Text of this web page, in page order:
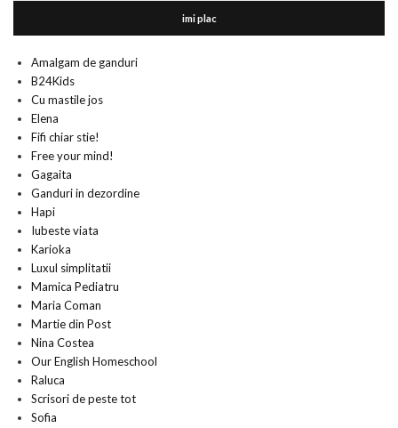
imi plac
Amalgam de ganduri
B24Kids
Cu mastile jos
Elena
Fifi chiar stie!
Free your mind!
Gagaita
Ganduri in dezordine
Hapi
Iubeste viata
Karioka
Luxul simplitatii
Mamica Pediatru
Maria Coman
Martie din Post
Nina Costea
Our English Homeschool
Raluca
Scrisori de peste tot
Sofia